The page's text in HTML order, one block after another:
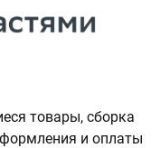
товары, сборка
и оплаты